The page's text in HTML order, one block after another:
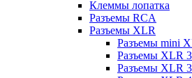
Клеммы лопатка
Разъемы RCA
Разъемы XLR
Разъемы mini
Разъемы XLR
Разъемы XLR